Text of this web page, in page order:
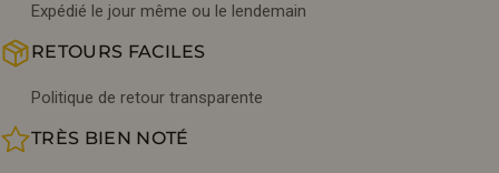
Expédié le jour même ou le lendemain
RETOURS FACILES
Politique de retour transparente
TRÈS BIEN NOTÉ